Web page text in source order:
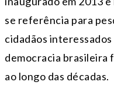
se referência para
cidadãos
democracia brasileira
ao longo das décadas.